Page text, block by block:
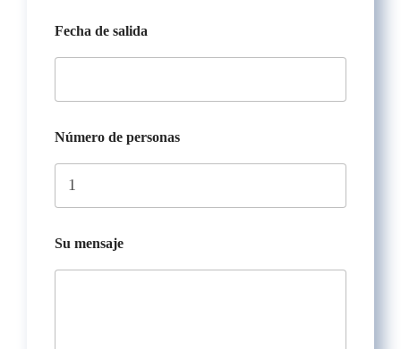
Fecha de salida
Número de personas
Su mensaje